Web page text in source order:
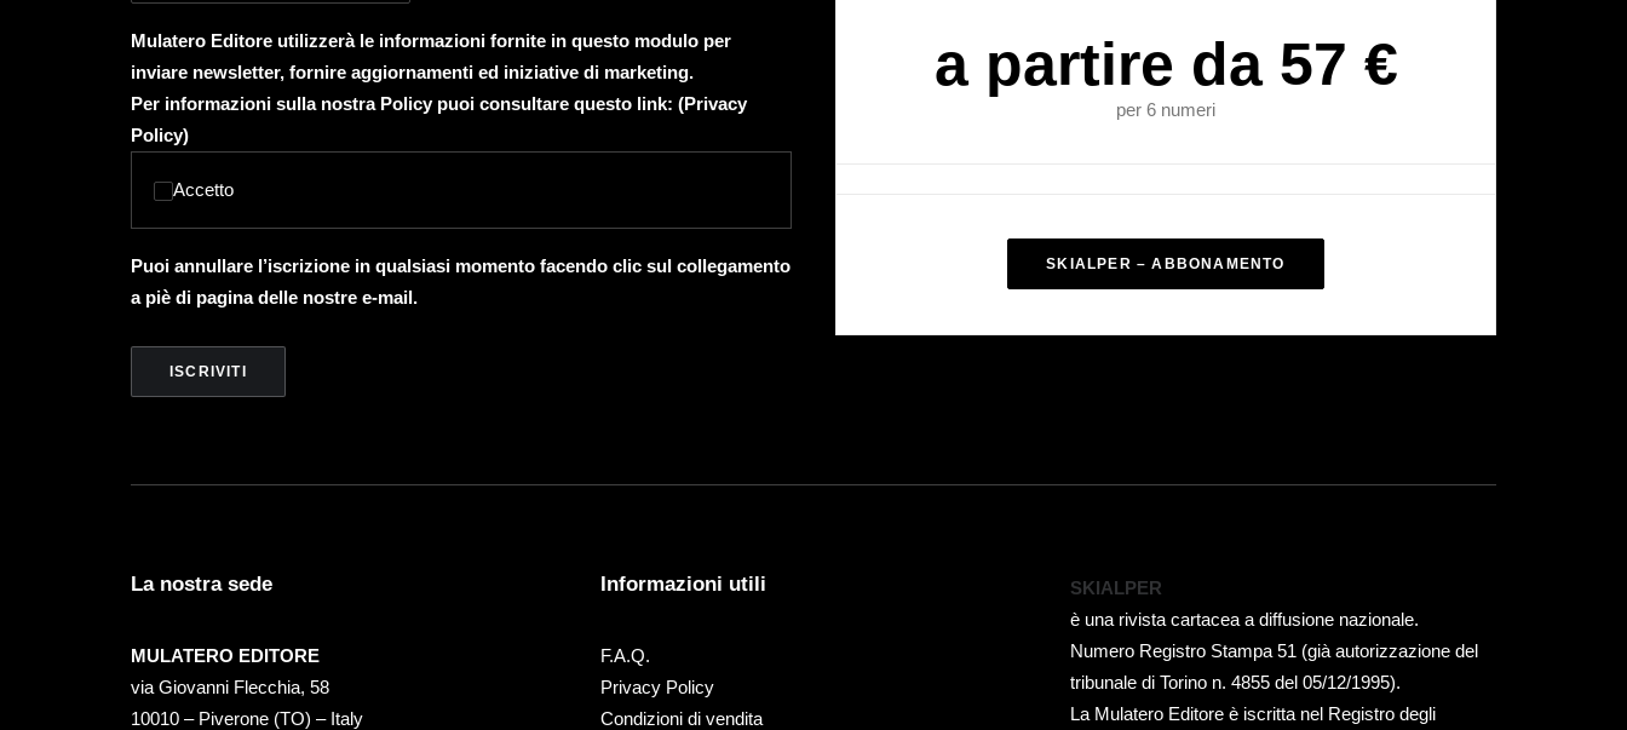
Mulatero Editore utilizzerà le informazioni fornite in questo modulo per
inviare newsletter, fornire aggiornamenti ed iniziative di marketing.
Per informazioni sulla nostra Policy puoi consultare questo link: (Privacy
Policy)
Accetto
Puoi annullare l’iscrizione in qualsiasi momento facendo clic sul collegamento
a piè di pagina delle nostre e-mail.
a partire da 57 €
per 6 numeri
SKIALPER – ABBONAMENTO
La nostra sede
MULATERO EDITORE
via Giovanni Flecchia, 58
10010 – Piverone (TO) – Italy
Informazioni utili
F.A.Q.
Privacy Policy
Condizioni di vendita
SKIALPER
è una rivista cartacea a diffusione nazionale.
Numero Registro Stampa 51 (già autorizzazione del
tribunale di Torino n. 4855 del 05/12/1995).
La Mulatero Editore è iscritta nel Registro degli